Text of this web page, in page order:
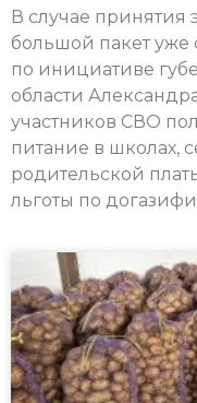
В случае принятия
большой пакет уже
по инициативе
области
участников СВО
питание в школах,
родительской
льготы по